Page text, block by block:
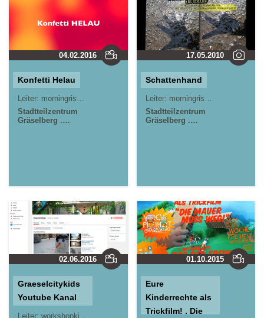
Gräselberg .
Wiesbaden
04.02.2016
Konfetti Helau
Leiter: morningrise* . jOrn
Jörn Lauterbach
Stadtteilzentrum
Gräselberg .
17.05.2010
Schattenhand
Leiter: morningrise* . jOrn
Stadtteilzentrum
Gräselberg .
02.06.2016
Graeselcitykids
Youtube Kanal
Leiter: workshopkids* morningrise* . jOrn Jörn Lauterbach
01.10.2015
Eure
Kinderrechte als
Trickfilm! . Die